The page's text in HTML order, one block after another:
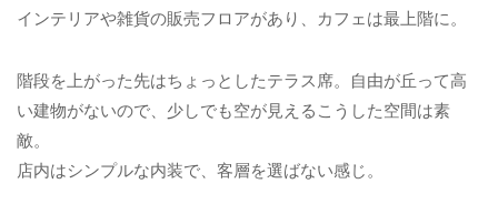
インテリアや雑貨の販売フロアがあり、カフェは最上階に。
階段を上がった先はちょっとしたテラス席。自由が丘って高
い建物がないので、少しでも空が見えるこうした空間は素
敵。
店内はシンプルな内装で、客層を選ばない感じ。